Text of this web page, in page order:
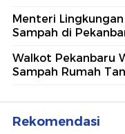
Menteri
Sampah di
Walkot Pekanbaru
Sampah Rumah
Rekomendasi